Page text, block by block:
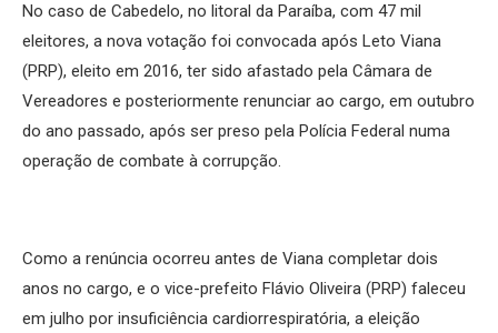
No caso de Cabedelo, no litoral da Paraíba, com 47 mil
eleitores, a nova votação foi convocada após Leto Viana
(PRP), eleito em 2016, ter sido afastado pela Câmara de
Vereadores e posteriormente renunciar ao cargo, em outubro
do ano passado, após ser preso pela Polícia Federal numa
operação de combate à corrupção.
Como a renúncia ocorreu antes de Viana completar dois
anos no cargo, e o vice-prefeito Flávio Oliveira (PRP) faleceu
em julho por insuficiência cardiorrespiratória, a eleição